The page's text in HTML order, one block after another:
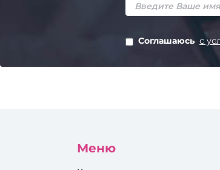
Соглашаюсь с
Меню